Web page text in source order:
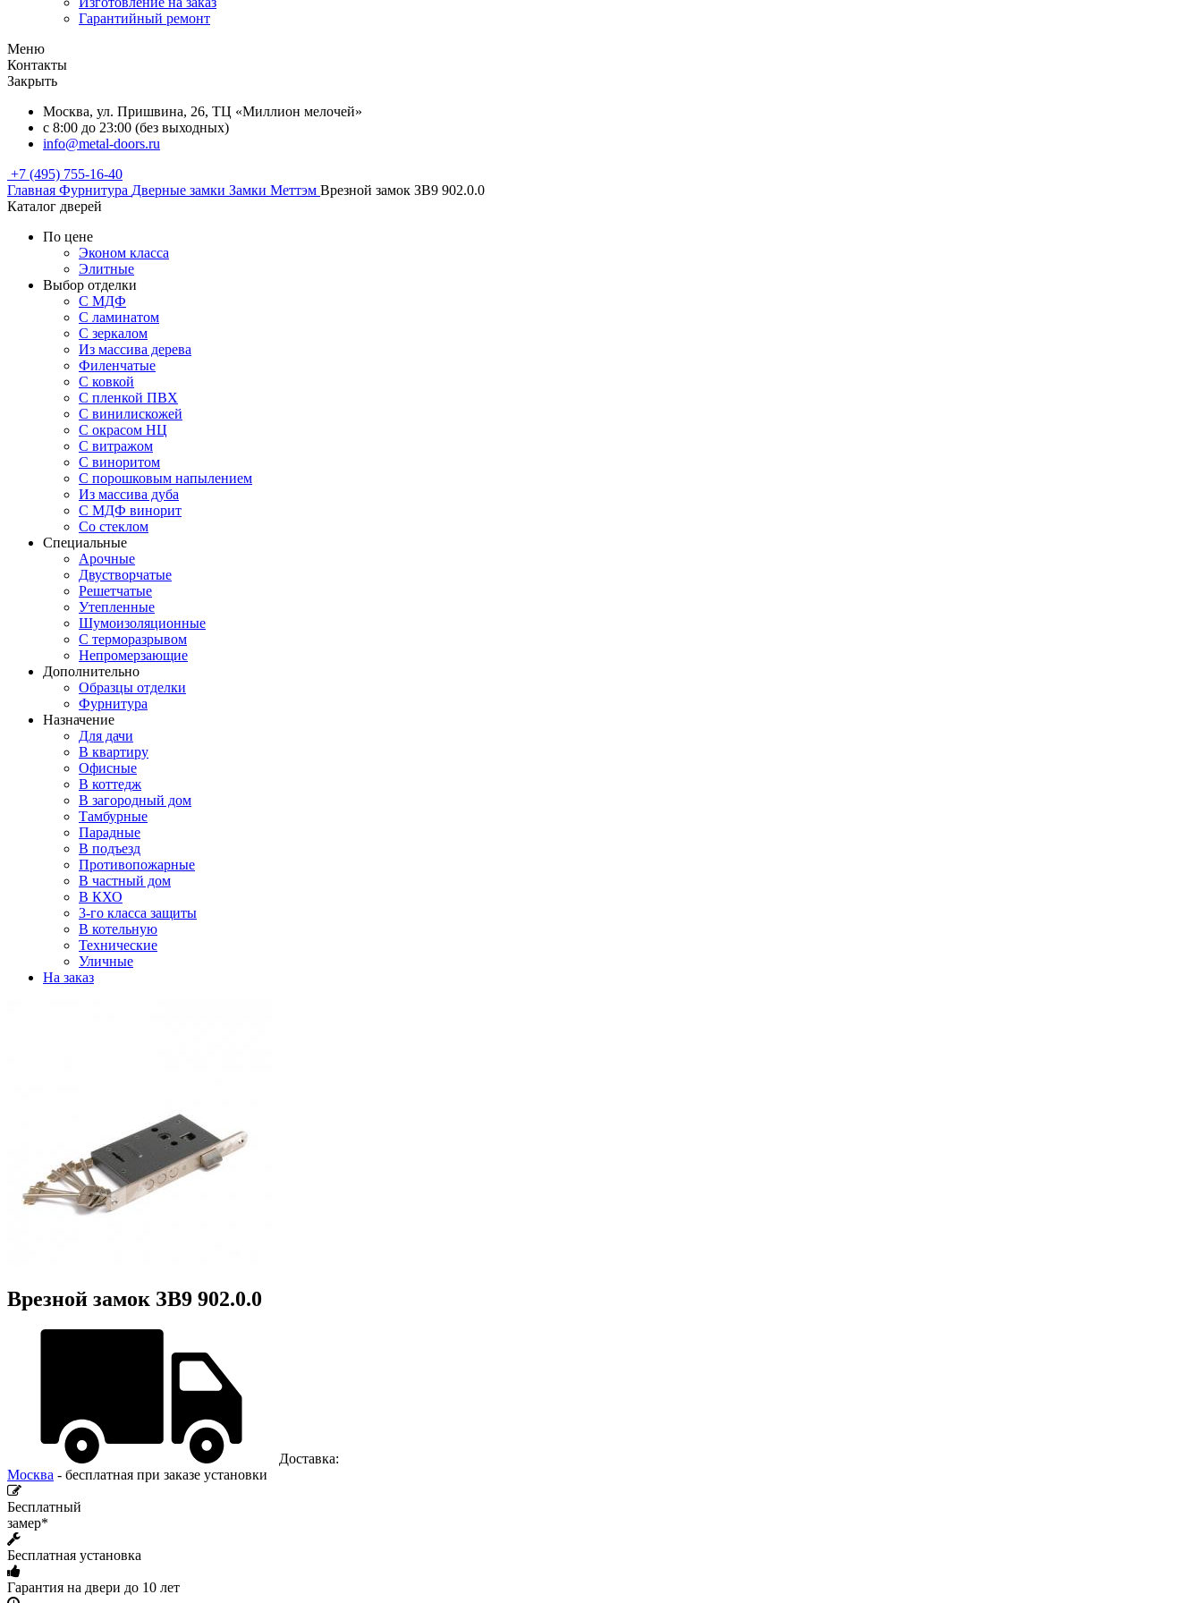
Гарантийный ремонт
Меню
Контакты
Закрыть
Москва, ул. Пришвина, 26, ТЦ «Миллион мелочей»
с 8:00 до 23:00 (без выходных)
info@metal-doors.ru
+7 (495) 755-16-40
Главная Фурнитура Дверные замки Замки Меттэм Врезной замок ЗВ9 902.0.0
Каталог дверей
По цене
Эконом класса
Элитные
Выбор отделки
С МДФ
С ламинатом
С зеркалом
Из массива дерева
Филенчатые
С ковкой
С пленкой ПВХ
С винилискожей
С окрасом НЦ
С витражом
С виноритом
С порошковым напылением
Из массива дуба
С МДФ винорит
Со стеклом
Специальные
Арочные
Двустворчатые
Решетчатые
Утепленные
Шумоизоляционные
С терморазрывом
Непромерзающие
Дополнительно
Образцы отделки
Фурнитура
Назначение
Для дачи
В квартиру
Офисные
В коттедж
В загородный дом
Тамбурные
Парадные
В подъезд
Противопожарные
В частный дом
В КХО
3-го класса защиты
В котельную
Технические
Уличные
На заказ
Врезной замок ЗВ9 902.0.0
Доставка:
Москва - бесплатная при заказе установки
Бесплатный
замер*
Бесплатная установка
Гарантия на двери до 10 лет